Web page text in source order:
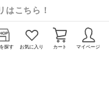
はこちら！
探す お気に入り カート マイページ